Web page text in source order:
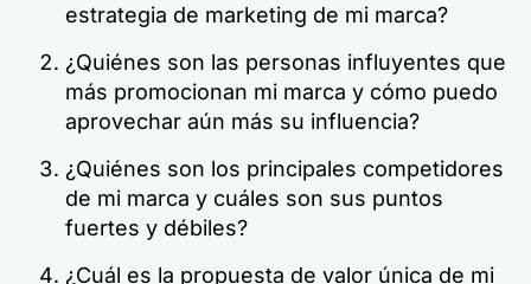
estrategia de marketing de mi marca?
¿Quiénes son las personas influyentes que
más promocionan mi marca y cómo puedo
aprovechar aún más su influencia?
¿Quiénes son los principales competidores
de mi marca y cuáles son sus puntos
fuertes y débiles?
¿Cuál es la propuesta de valor única de mi